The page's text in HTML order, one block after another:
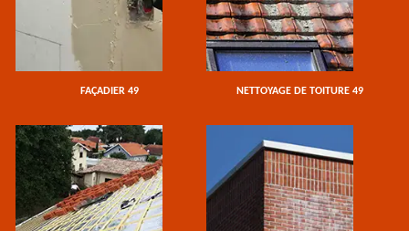
FAÇADIER 49 NETTOYAGE DE TOITURE 49